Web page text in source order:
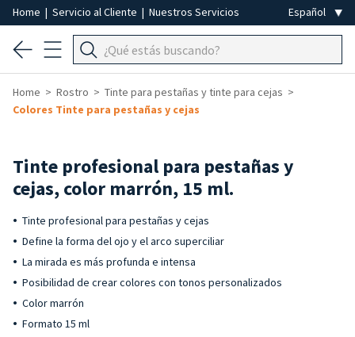
Home | Servicio al Cliente | Nuestros Servicios
Home Rostro
Tinte para pestañas y tinte para cejas
Colores Tinte para pestañas y cejas
Tinte profesional para pestañas y
cejas, color marrón, 15 ml.
Tinte profesional para pestañas y cejas
Define la forma del ojo y el arco superciliar
La mirada es más profunda e intensa
Posibilidad de crear colores con tonos personalizados
Color marrón
Formato 15 ml